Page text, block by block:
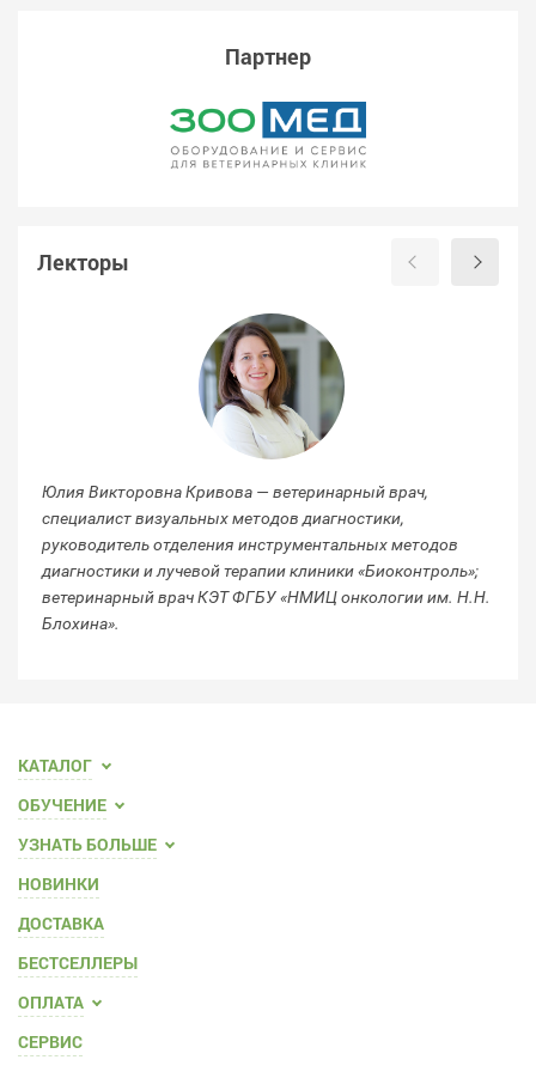
Партнер
Лекторы
Юлия Викторовна Кривова — ветеринарный врач,
специалист визуальных методов диагностики,
руководитель отделения инструментальных методов
диагностики и лучевой терапии клиники «Биоконтроль»;
ветеринарный врач КЭТ ФГБУ «НМИЦ онкологии им. Н.Н.
Блохина».
КАТАЛОГ
ОБУЧЕНИЕ
УЗНАТЬ БОЛЬШЕ
НОВИНКИ
ДОСТАВКА
БЕСТСЕЛЛЕРЫ
ОПЛАТА
СЕРВИС